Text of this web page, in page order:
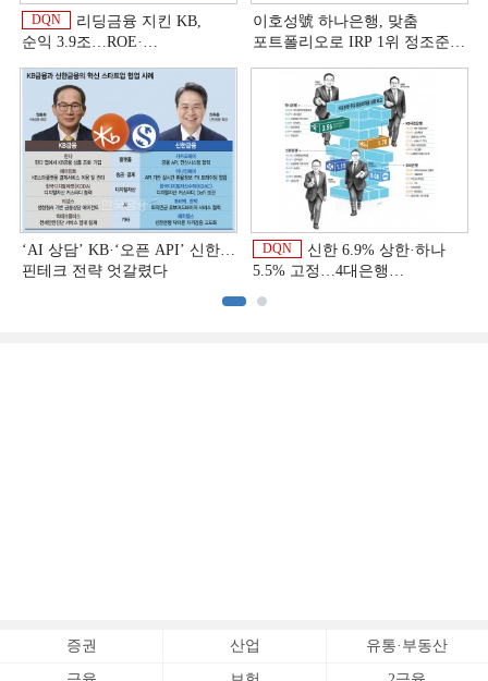
DQN
리딩금융 지킨 KB,
순익 3.9조…ROE·
상반기 금융 리그테이블]
이호성號 하나은행, 맞춤
포트폴리오로 IRP 1위 정조준
‘AI 상담’ KB·‘오픈 API’ 신한…
핀테크 전략 엇갈렸다
DQN
신한 6.9% 상한·하나
5.5% 고정…4대은행
증권 산업 유통·부동산